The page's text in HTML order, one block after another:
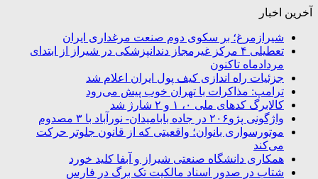
آخرین اخبار
شیرازمرغ؛ بر سکوی دوم صنعت مرغداری ایران
تعطیلی ۴ مرکز غیرمجاز دندانپزشکی در شیراز از ابتدای
مردادماه تاکنون
جزئیات راه اندازی کیف پول ایران اعلام شد
ترامپ: مذاکرات با تهران خوب پیش می‌رود
کالابرگ کدهای ملی ۰، ۱ و ۲ شارژ شد
واژگونی پژو۲۰۶ در جاده بابامیدان- نورآباد با ۳ مصدوم
موتورسواری بانوان؛ واقعیتی که از قانون جلوتر حرکت
می‌کند
همکاری دانشگاه صنعتی شیراز و آبفا کلید خورد
شتاب در صدور اسناد مالکیت تک برگ در فارس